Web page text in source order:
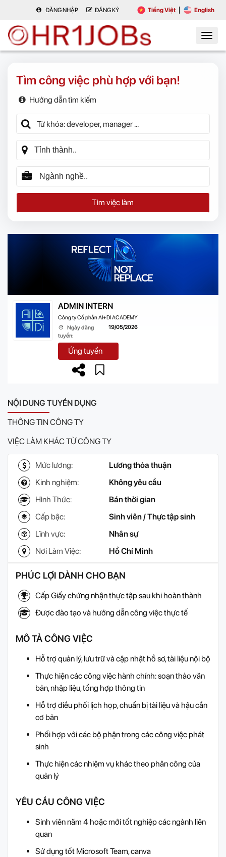
ĐĂNG NHẬP ĐĂNG KÝ Tiếng Việt English
Tìm công việc phù hợp với bạn!
Hướng dẫn tìm kiếm
Tìm việc làm
ADMIN INTERN
Công ty Cổ phần AI+DI ACADEMY
Ngày đăng
tuyển:
19/05/2026
Ứng tuyển
NỘI DUNG TUYỂN DỤNG
THÔNG TIN CÔNG TY
VIỆC LÀM KHÁC TỪ CÔNG TY
Mức lương:
Lương thỏa thuận
Kinh nghiệm:
Không yêu cầu
Hình Thức:
Bán thời gian
Cấp bậc:
Sinh viên / Thực tập sinh
Lĩnh vực:
Nhân sự
Nơi Làm Việc:
Hồ Chí Minh
PHÚC LỢI DÀNH CHO BẠN
Cấp Giấy chứng nhận thực tập sau khi hoàn thành
Được đào tạo và hướng dẫn công việc thực tế
MÔ TẢ CÔNG VIỆC
Hỗ trợ quản lý, lưu trữ và cập nhật hồ sơ, tài liệu nội bộ
Thực hiện các công việc hành chính: soạn thảo văn
bản, nhập liệu, tổng hợp thông tin
Hỗ trợ điều phối lịch họp, chuẩn bị tài liệu và hậu cần
cơ bản
Phối hợp với các bộ phận trong các công việc phát
sinh
Thực hiện các nhiệm vụ khác theo phân công của
quản lý
YÊU CẦU CÔNG VIỆC
Sinh viên năm 4 hoặc mới tốt nghiệp các ngành liên
quan
Sử dụng tốt Microsoft Team, canva